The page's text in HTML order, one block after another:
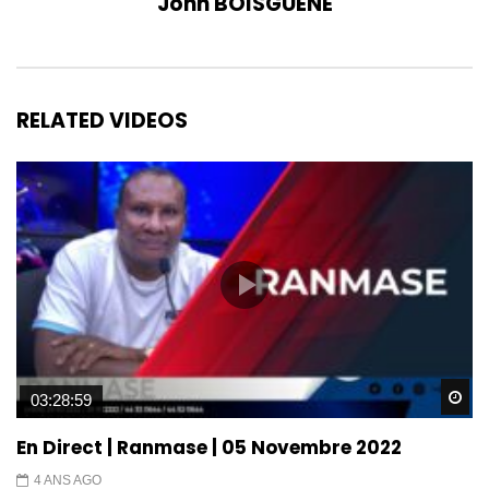
RELATED VIDEOS
03:28:59
En Direct | Ranmase | 05 Novembre 2022
4 ANS AGO